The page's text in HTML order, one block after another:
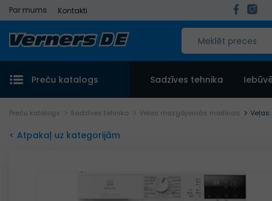
Par mums Kontakti
Preču katalogs Sadzīves tehnika
Preču katalogs Sadzīves tehnika Veļas mazgājamās mašīnas Veļas
< Atpakaļ uz kategorijām